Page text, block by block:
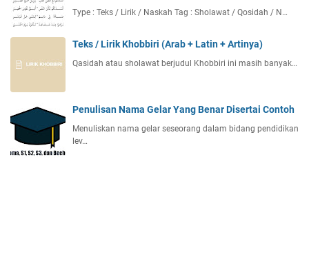
Type : Teks / Lirik / Naskah Tag : Sholawat / Qosidah / N…
Teks / Lirik Khobbiri (Arab + Latin + Artinya)
Qasidah atau sholawat berjudul Khobbiri ini masih banyak…
Penulisan Nama Gelar Yang Benar Disertai Contoh
Menuliskan nama gelar seseorang dalam bidang pendidikan
lev…